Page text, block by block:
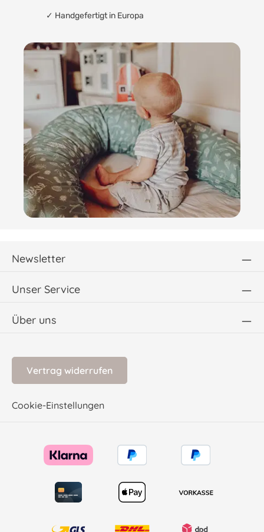
✓ Handgefertigt in Europa
Newsletter
Unser Service
Über uns
Vertrag widerrufen
Cookie-Einstellungen